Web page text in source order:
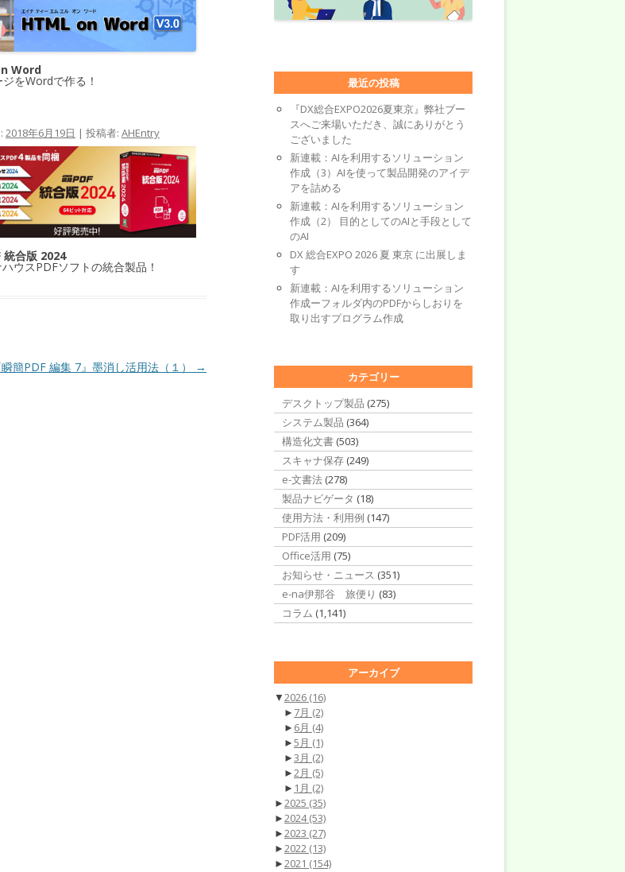
Word
をWordで作る！
2018年6月19日 | 投稿者: AHEntry
統合版 2024
ウスPDFソフトの統合製品！
瞬簡PDF 編集 7』墨消し活用法（１） →
最近の投稿
『DX総合EXPO2026夏東京』弊社ブー
スへご来場いただき、誠にありがとう
ございました
新連載：AIを利用するソリューション
作成（3）AIを使って製品開発のアイデ
アを詰める
新連載：AIを利用するソリューション
作成（2） 目的としてのAIと手段として
のAI
DX 総合EXPO 2026 夏 東京 に出展しま
す
新連載：AIを利用するソリューション
作成ーフォルダ内のPDFからしおりを
取り出すプログラム作成
カテゴリー
デスクトップ製品 (275)
システム製品 (364)
構造化文書 (503)
スキャナ保存 (249)
e-文書法 (278)
製品ナビゲータ (18)
使用方法・利用例 (147)
PDF活用 (209)
Office活用 (75)
お知らせ・ニュース (351)
e-na伊那谷 旅便り (83)
コラム (1,141)
アーカイブ
▼2026 (16)
► 7月 (2)
► 6月 (4)
►5月 (1)
►3月 (2)
►2月 (5)
► 1月 (2)
►2025 (35)
►2024(53)
►2023 (27)
►2022 (13)
►2021 (154)